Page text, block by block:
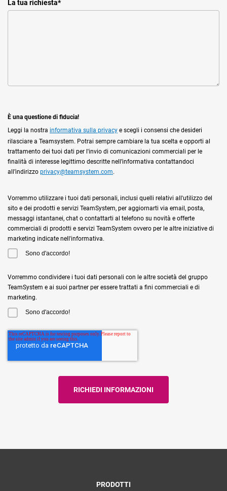
La tua richiesta*
È una questione di fiducia!
Leggi la nostra informativa sulla privacy e scegli i consensi che desideri
rilasciare a Teamsystem. Potrai sempre cambiare la tua scelta e opporti al
trattamento dei tuoi dati per l'invio di comunicazioni commerciali per le
finalità di interesse legittimo descritte nell’informativa contattandoci
all’indirizzo privacy@teamsystem.com.
Vorremmo utilizzare i tuoi dati personali, inclusi quelli relativi all'utilizzo del
sito e dei prodotti e servizi TeamSystem, per aggiornarti via email, posta,
messaggi istantanei, chat o contattarti al telefono su novità e offerte
commerciali di prodotti e servizi TeamSystem ovvero per le altre iniziative di
marketing indicate nell'informativa.
Sono d'accordo!
Vorremmo condividere i tuoi dati personali con le altre società del gruppo
TeamSystem e ai suoi partner per essere trattati a fini commerciali e di
marketing.
Sono d'accordo!
PRODOTTI